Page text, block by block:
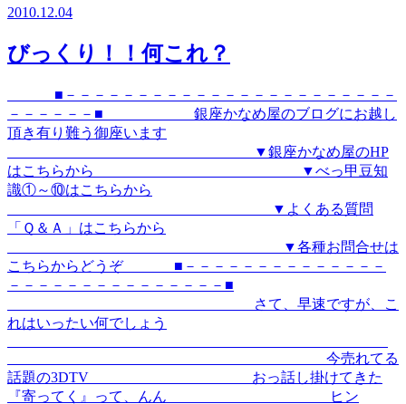
2010.12.04
びっくり！！何これ？
■－－－－－－－－－－－－－－－－－－－－－－－
－－－－－－■ 銀座かなめ屋のブログにお越し
頂き有り難う御座います
▼銀座かなめ屋のHP
はこちらから ▼べっ甲豆知
識①～⑩はこちらから
▼よくある質問
「Ｑ＆Ａ」はこちらから
▼各種お問合せは
こちらからどうぞ ■－－－－－－－－－－－－－－
－－－－－－－－－－－－－－－■
さて、早速ですが、こ
れはいったい何でしょう
今売れてる
話題の3DTV おっ話し掛けてきた
『寄ってく』って、んん ヒン